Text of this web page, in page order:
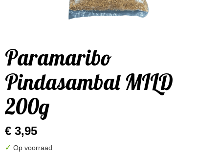
Paramaribo
Pindasambal MILD
200g
€ 3,95
✓ Op voorraad